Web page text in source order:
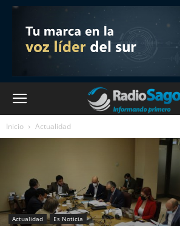
Inicio Actualidad
Actualidad Es Noticia